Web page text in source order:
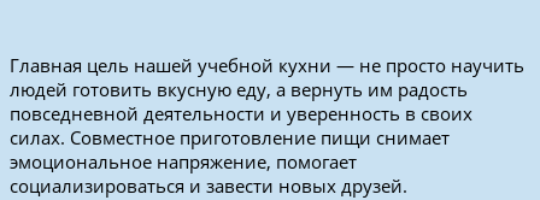
Главная цель нашей учебной кухни — не просто научить
людей готовить вкусную еду, а вернуть им радость
повседневной деятельности и уверенность в своих
силах. Совместное приготовление пищи снимает
эмоциональное напряжение, помогает
социализироваться и завести новых друзей.